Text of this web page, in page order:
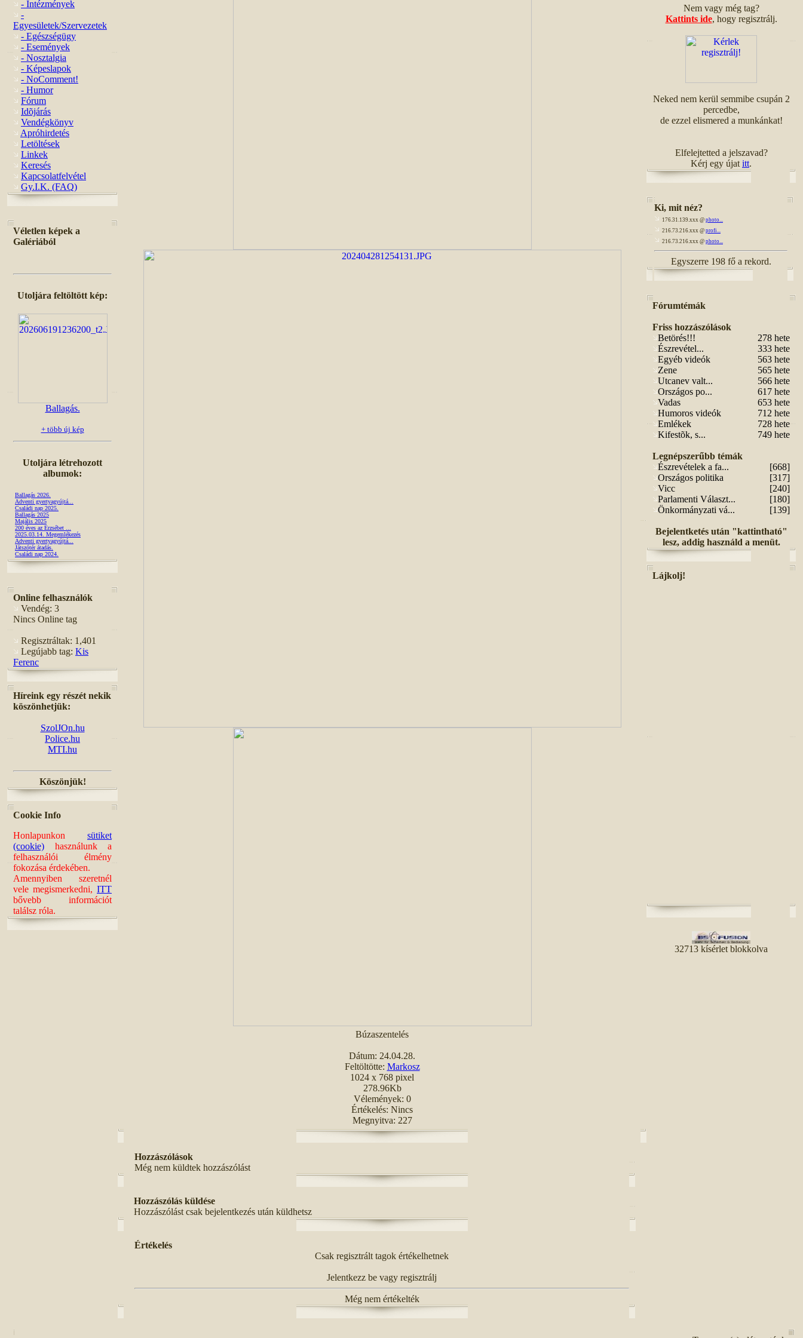
- Intézmények
-
Egyesületek/Szervezetek
- Egészségügy
- Események
- Nosztalgia
- Képeslapok
- NoComment!
- Humor
Fórum
Idõjárás
Vendégkönyv
Apróhirdetés
Letöltések
Linkek
Keresés
Kapcsolatfelvétel
Gy.I.K. (FAQ)
Véletlen képek a
Galériából
Utoljára feltöltött kép:
Ballagás.
+ több új kép
Utoljára létrehozott
albumok:
Ballagás 2026.
Adventi gyertyagyújtá...
Családi nap 2025.
Ballagás 2025
Majális 2025
200 éves az Erzsébet ...
2025.03.14. Megemlékezés
Adventi gyertyagyújtá...
Játszótér átadás.
Családi nap 2024.
Online felhasználók
Vendég: 3
Nincs Online tag
Regisztráltak: 1,401
Legújabb tag: Kis
Ferenc
Híreink egy részét nekik
köszönhetjük:
SzolJOn.hu
Police.hu
MTI.hu
Köszönjük!
Cookie Info
Honlapunkon sütiket
(cookie) használunk a
felhasználói élmény
fokozása érdekében.
Amennyiben szeretnél
vele megismerkedni, ITT
bővebb információt
találsz róla.
Búzaszentelés
Dátum: 24.04.28.
Feltöltötte: Markosz
1024 x 768 pixel
278.96Kb
Vélemények: 0
Értékelés: Nincs
Megnyitva: 227
Hozzászólások
Még nem küldtek hozzászólást
Hozzászólás küldése
Hozzászólást csak bejelentkezés után küldhetsz
Értékelés
Csak regisztrált tagok értékelhetnek
Jelentkezz be vagy regisztrálj
Még nem értékelték
Nem vagy még tag?
Kattints ide, hogy regisztrálj.
Neked nem kerül semmibe csupán 2
percedbe,
de ezzel elismered a munkánkat!
Elfelejtetted a jelszavad?
Kérj egy újat itt.
Ki, mit néz?
176.31.139.xxx @ photo...
216.73.216.xxx @ profi...
216.73.216.xxx @ photo...
Egyszerre 198 fő a rekord.
Fórumtémák
Friss hozzászólások
Betörés!!!
278 hete
Észrevétel...
333 hete
Egyéb videók
563 hete
Zene
565 hete
Utcanev valt...
566 hete
Országos po...
617 hete
Vadas
653 hete
Humoros videók
712 hete
Emlékek
728 hete
Kifestõk, s...
749 hete
Legnépszerűbb témák
Észrevételek a fa...
[668]
Országos politika
[317]
Vicc
[240]
Parlamenti Választ...
[180]
Önkormányzati vá...
[139]
Bejelentketés után "kattintható"
lesz, addig használd a menüt.
Lájkolj!
32713 kísérlet blokkolva